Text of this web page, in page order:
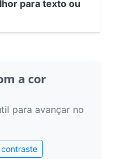
para texto ou
a cor
para avançar no
contraste